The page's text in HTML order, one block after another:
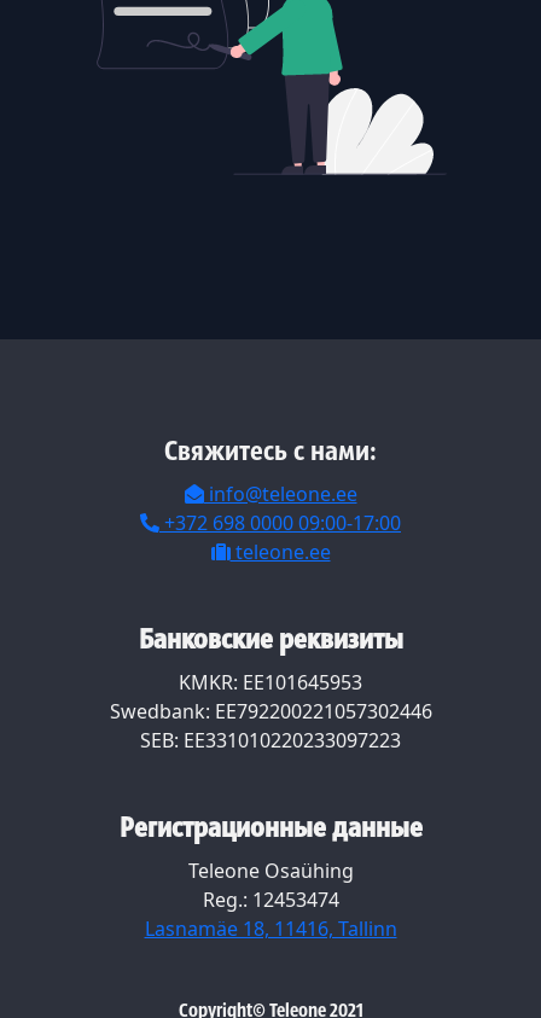
Свяжитесь с нами:
info@teleone.ee
+372 698 0000 09:00-17:00
teleone.ee
Банковские реквизиты
KMKR: EE101645953
Swedbank: EE792200221057302446
SEB: EE331010220233097223
Регистрационные данные
Teleone Osaühing
Reg.: 12453474
Lasnamäe 18, 11416, Tallinn
Copyright© Teleone 2021